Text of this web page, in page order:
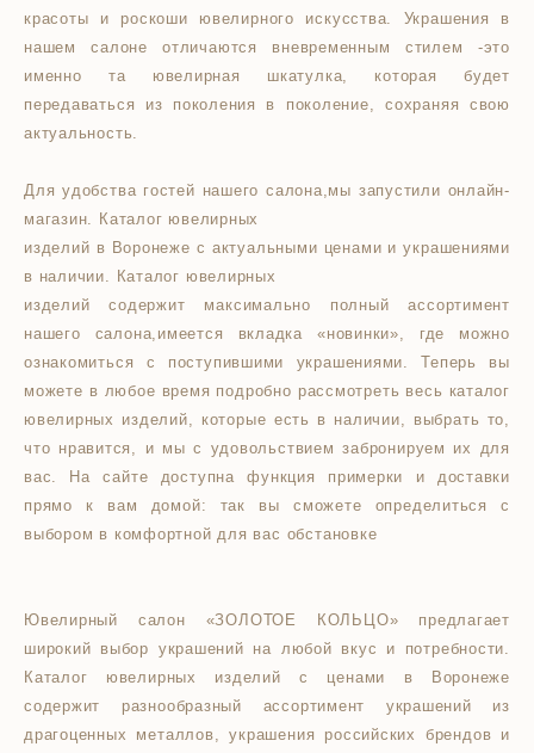
красоты и роскоши ювелирного искусства. Украшения в
нашем салоне отличаются вневременным стилем -это
именно та ювелирная шкатулка, которая будет
передаваться из поколения в поколение, сохраняя свою
актуальность.
Для удобства гостей нашего салона,мы запустили онлайн-
магазин. Каталог ювелирных
изделий в Воронеже с актуальными ценами и украшениями
в наличии. Каталог ювелирных
изделий содержит максимально полный ассортимент
нашего салона,имеется вкладка «новинки», где можно
ознакомиться с поступившими украшениями. Теперь вы
можете в любое время подробно рассмотреть весь каталог
ювелирных изделий, которые есть в наличии, выбрать то,
что нравится, и мы с удовольствием забронируем их для
вас. На сайте доступна функция примерки и доставки
прямо к вам домой: так вы сможете определиться с
выбором в комфортной для вас обстановке
Ювелирный салон «ЗОЛОТОЕ КОЛЬЦО» предлагает
широкий выбор украшений на любой вкус и потребности.
Каталог ювелирных изделий с ценами в Воронеже
содержит разнообразный ассортимент украшений из
драгоценных металлов, украшения российских брендов и